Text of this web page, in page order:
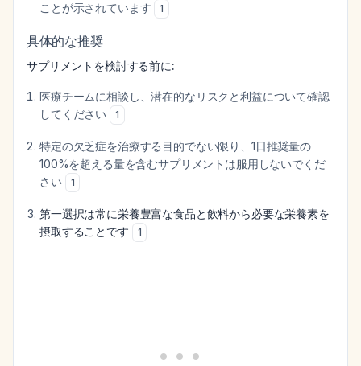
ことが示されています
1
具体的な推奨
サプリメントを検討する前に:
医療チームに相談し、潜在的なリスクと利益について確認
してください
1
特定の欠乏症を治療する目的でない限り、1日推奨量の
100%を超える量を含むサプリメントは服用しないでくだ
さい
1
第一選択は常に栄養豊富な食品と飲料から必要な栄養素を
摂取することです
1